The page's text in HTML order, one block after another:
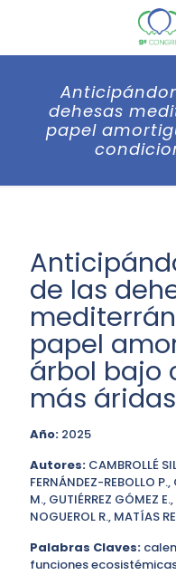
dehesas
papel
de las
papel
árbol bajo
más áridas
Año: 2025
Autores: CAMBROLLÉ
FERNÁNDEZ-REBOLLO
M., GUTIÉRREZ GÓMEZ
NOGUEROL R., MATÍAS
Palabras Claves:
funciones